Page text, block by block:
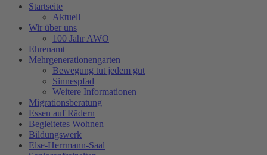
Startseite
Aktuell
Wir über uns
100 Jahr AWO
Ehrenamt
Mehrgenerationengarten
Bewegung tut jedem gut
Sinnespfad
Weitere Informationen
Migrationsberatung
Essen auf Rädern
Begleitetes Wohnen
Bildungswerk
Else-Herrmann-Saal